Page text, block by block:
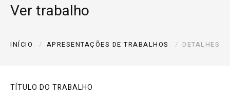
Ver trabalho
INÍCIO APRESENTAÇÕES DE TRABALHOS DETALHES
TÍTULO DO TRABALHO